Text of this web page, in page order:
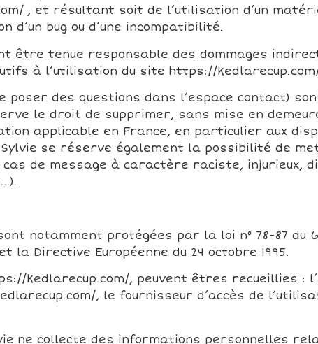
, et résultant soit de l’utilisation d’un
d’un bug ou d’une incompatibilité.
être tenue responsable des dommages
à l’utilisation du site https://
des questions dans l’espace contact)
le droit de supprimer, sans mise en
applicable en France, en particulier aux
Sylvie se réserve également la possibilité de
de message à caractère raciste, injurieux,
notamment protégées par la loi n° 78-87 du 6
la Directive Européenne du 24 octobre 1995.
kedlarecup.com/, peuvent êtres recueillies :
, le fournisseur d’accès de
ne collecte des informations personnelles